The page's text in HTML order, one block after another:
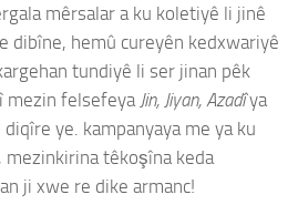
mêrsalar a ku koletiyê li jinê
dibîne, hemû cureyên kedxwariyê
tundiyê li ser jinan pêk
mezin felsefeya Jin, Jiyan, Azadîya
ye. kampanyaya me ya ku
mezinkirina têkoşîna keda
ji xwe re dike armanc!